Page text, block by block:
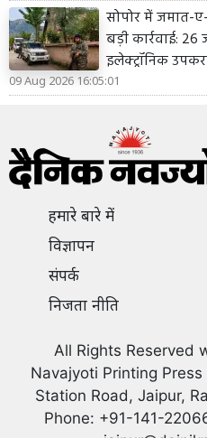
सोपोर में जमात-
बड़ी कार्रवाई:
इलेक्ट्रॉनिक
09 Aug 2026 16:05:01
हमारे बारे में
विज्ञापन
संपर्क
निजता नीति
All Rights Reserved
Navajyoti Printing
Station Road, Jaipur,
Phone: +91-141-